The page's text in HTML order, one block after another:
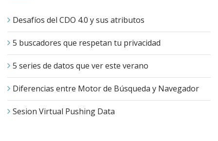
Desafíos del CDO 4.0 y sus atributos
5 buscadores que respetan tu privacidad
5 series de datos que ver este verano
Diferencias entre Motor de Búsqueda y Navegador
Sesion Virtual Pushing Data